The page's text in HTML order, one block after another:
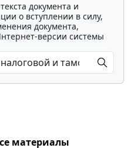
документа и
о вступлении в силу,
документа,
версии системы
материалы